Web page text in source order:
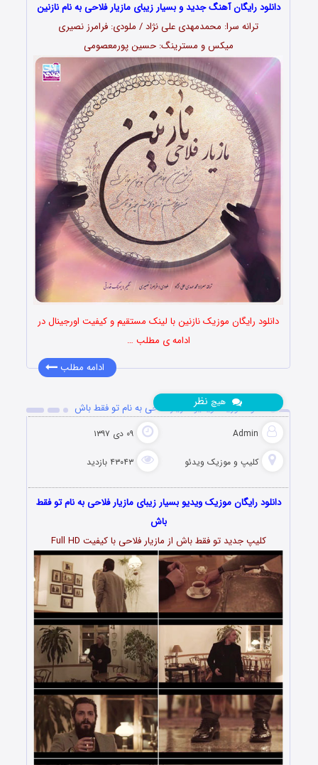
دانلود رایگان آهنگ جدید و بسیار زیبای مازیار فلاحی به نام نازنین
ترانه سرا: محمدمهدی علی نژاد / ملودی: فرامرز نصیری
میکس و مسترینگ: حسین پورمعصومی
دانلود رایگان موزیک نازنین با لینک مستقیم و کیفیت اورجینال در
ادامه ی مطلب …
ادامه مطلب
دانلود موزیک ویدیو مازیار فلاحی به نام تو فقط باش
Admin ۰۹ دی ۱۳۹۷
کلیپ و موزیک ویدئو ۴۳۰۴۳ بازدید
هیچ نظر
دانلود رایگان موزیک ویدیو بسیار زیبای مازیار فلاحی به نام تو فقط
باش
کلیپ جدید تو فقط باش از مازیار فلاحی با کیفیت Full HD